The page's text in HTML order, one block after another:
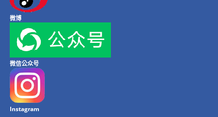
微博
微信公众号
Instagram